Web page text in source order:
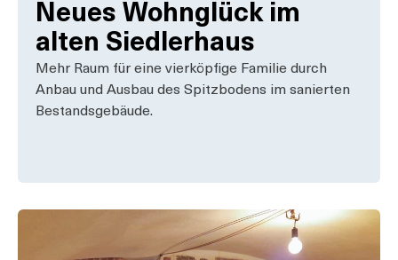
Neues Wohnglück im
alten Siedlerhaus
Mehr Raum für eine vierköpfige Familie durch
Anbau und Ausbau des Spitzbodens im sanierten
Bestandsgebäude.